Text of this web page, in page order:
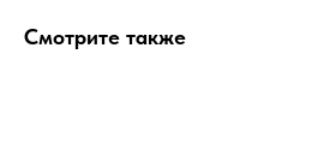
Смотрите также